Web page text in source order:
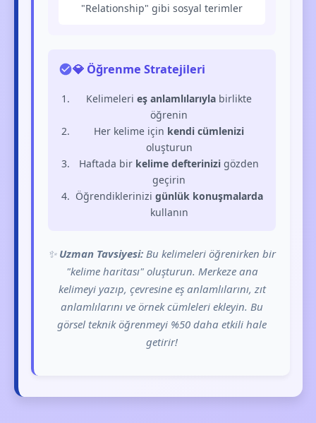
"Relationship" gibi sosyal terimler
💎 Öğrenme Stratejileri
Kelimelerieş anlamlılarıyla birlikte
öğrenin
Her kelime için kendi cümlenizi
oluşturun
Haftada bir kelime defterinizi gözden
geçirin
Öğrendiklerinizi günlük konuşmalarda
kullanın
✨ Uzman Tavsiyesi: Bu kelimeleri öğrenirken bir
"kelime haritası" oluşturun. Merkeze ana
kelimeyi yazıp, çevresine eş anlamlılarını, zıt
anlamlılarını ve örnek cümleleri ekleyin. Bu
görsel teknik öğrenmeyi %50 daha etkili hale
getirir!